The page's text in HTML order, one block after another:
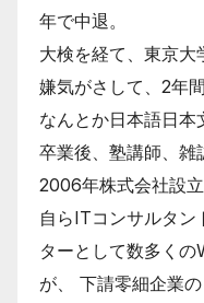
年で中退。
大検を経て、東京
嫌気がさして、2年間
なんとか日本語日本
卒業後、塾講師、雑
2006年株式会社設立
自らITコンサルタン
ターとして数多く
が、 下請零細企業